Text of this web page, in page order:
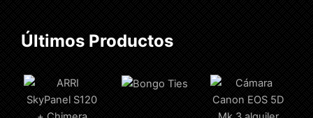
Últimos Productos